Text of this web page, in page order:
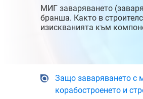
МИГ заваряването
бранша. Както в
изискванията към
Защо заваряването с
корабостроенето и